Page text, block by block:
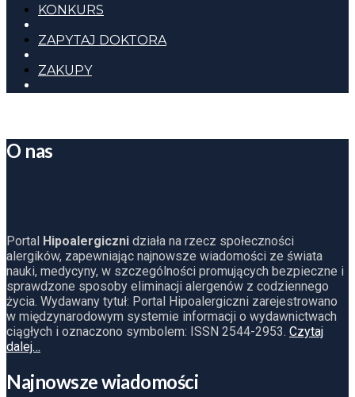
KONKURS
ZAPYTAJ DOKTORA
ZAKUPY
O nas
Portal Hipoalergiczni działa na rzecz społeczności
alergików, zapewniając najnowsze wiadomości ze świata
nauki, medycyny, w szczególności promujących bezpieczne i
sprawdzone sposoby eliminacji alergenów z codziennego
życia. Wydawany tytuł: Portal Hipoalergiczni zarejestrowano
w międzynarodowym systemie informacji o wydawnictwach
ciągłych i oznaczono symbolem: ISSN 2544-2953. Czytaj
dalej…
Najnowsze wiadomości